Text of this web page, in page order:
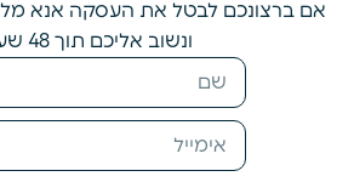
אם ברצונכם לבטל את העסקה אנא
ונשוב אליכם תוך 48 שעות: